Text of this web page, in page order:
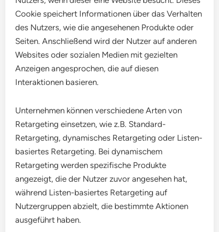
Cookie speichert Informationen über das Verhalten
des Nutzers, wie die angesehenen Produkte oder
Seiten. Anschließend wird der Nutzer auf anderen
Websites oder sozialen Medien mit gezielten
Anzeigen angesprochen, die auf diesen
Interaktionen basieren.
Unternehmen können verschiedene Arten von
Retargeting einsetzen, wie z.B. Standard-
Retargeting, dynamisches Retargeting oder Listen-
basiertes Retargeting. Bei dynamischem
Retargeting werden spezifische Produkte
angezeigt, die der Nutzer zuvor angesehen hat,
während Listen-basiertes Retargeting auf
Nutzergruppen abzielt, die bestimmte Aktionen
ausgeführt haben.